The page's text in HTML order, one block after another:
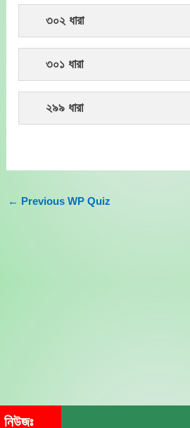
৩০২ ধারা
৩০১ ধারা
২৯৯ ধারা
← Previous WP Quiz
নিউজঃ